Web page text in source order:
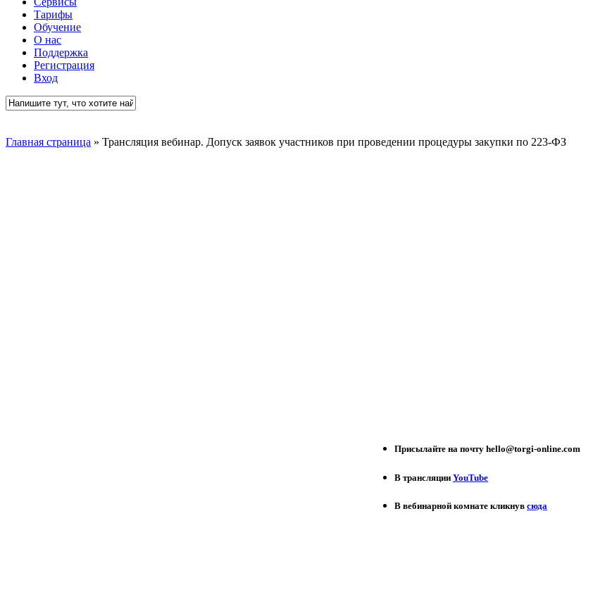
Тарифы
Обучение
О нас
Поддержка
Регистрация
Вход
Главная страница » Трансляция вебинар. Допуск заявок участников при проведении процедуры закупки по 223-ФЗ
Присылайте на почту hello@torgi-online.com
В трансляции YouTube
В вебинарной комнате кликнув сюда